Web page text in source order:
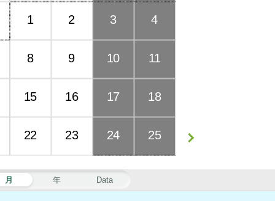
月 年 Data
1 2 3 4
8 9 10 11
15 16 17 18
22 23 24 25